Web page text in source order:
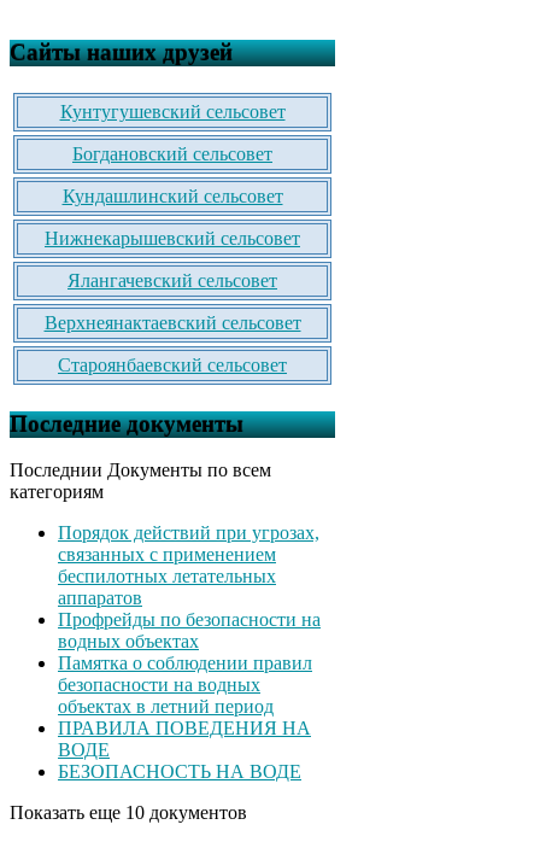
Сайты наших друзей
Кунтугушевский сельсовет
Богдановский сельсовет
Кундашлинский сельсовет
Нижнекарышевский сельсовет
Ялангачевский сельсовет
Верхнеянактаевский сельсовет
Староянбаевский сельсовет
Последние документы
Последнии Документы по всем
категориям
Порядок действий при угрозах,
связанных с применением
беспилотных летательных
аппаратов
Профрейды по безопасности на
водных объектах
Памятка о соблюдении правил
безопасности на водных
объектах в летний период
ПРАВИЛА ПОВЕДЕНИЯ НА
ВОДЕ
БЕЗОПАСНОСТЬ НА ВОДЕ
Показать еще 10 документов